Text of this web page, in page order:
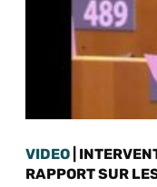
VIDEO |
RAPPORT SUR